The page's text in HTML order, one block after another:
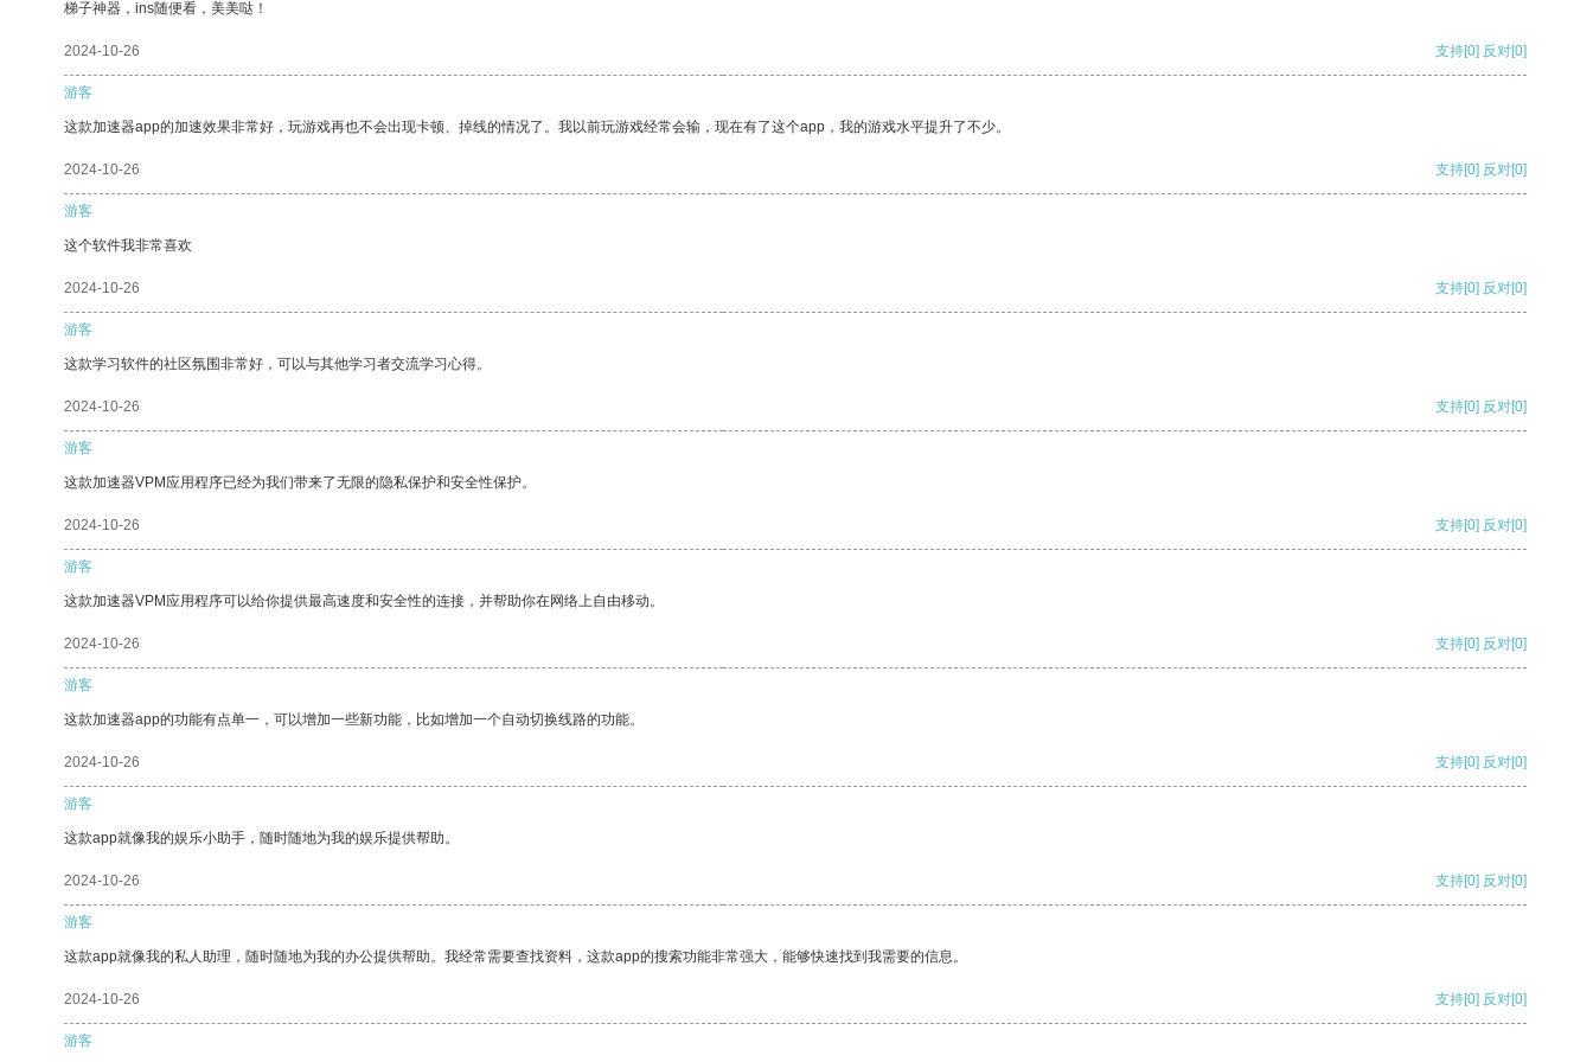
梯子神器，ins随便看，美美哒！
2024-10-26 支持[0] 反对[0]
游客
这款加速器app的加速效果非常好，玩游戏再也不会出现卡顿、掉线的情况了。我以前玩游戏经常会输，现在有了这个app，我的游戏水平提升了不少。
2024-10-26 支持[0] 反对[0]
游客
这个软件我非常喜欢
2024-10-26 支持[0] 反对[0]
游客
这款学习软件的社区氛围非常好，可以与其他学习者交流学习心得。
2024-10-26 支持[0] 反对[0]
游客
这款加速器VPM应用程序已经为我们带来了无限的隐私保护和安全性保护。
2024-10-26 支持[0] 反对[0]
游客
这款加速器VPM应用程序可以给你提供最高速度和安全性的连接，并帮助你在网络上自由移动。
2024-10-26 支持[0] 反对[0]
游客
这款加速器app的功能有点单一，可以增加一些新功能，比如增加一个自动切换线路的功能。
2024-10-26 支持[0] 反对[0]
游客
这款app就像我的娱乐小助手，随时随地为我的娱乐提供帮助。
2024-10-26 支持[0] 反对[0]
游客
这款app就像我的私人助理，随时随地为我的办公提供帮助。我经常需要查找资料，这款app的搜索功能非常强大，能够快速找到我需要的信息。
2024-10-26 支持[0] 反对[0]
游客